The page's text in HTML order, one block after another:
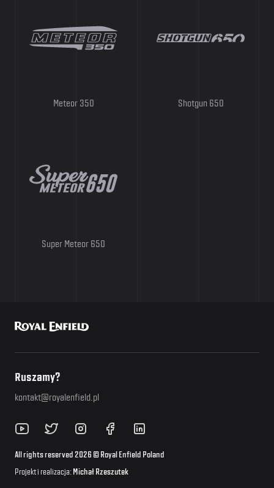
Meteor 350 Shotgun 650
Super Meteor 650
Ruszamy?
kontakt@royalenfield.pl
All rights reserved 2026 © Royal Enfield Poland
Projekt i realizacja: Michał Rzeszutek